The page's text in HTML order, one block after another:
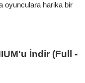
oyunculara harika bir
İndir (Full -